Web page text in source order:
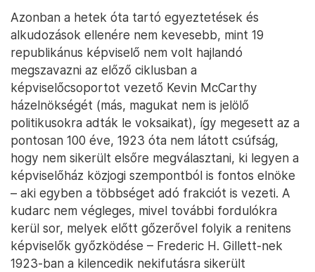
Azonban a hetek óta tartó egyeztetések és
alkudozások ellenére nem kevesebb, mint 19
republikánus képviselő nem volt hajlandó
megszavazni az előző ciklusban a
képviselőcsoportot vezető Kevin McCarthy
házelnökségét (más, magukat nem is jelölő
politikusokra adták le voksaikat), így megesett az a
pontosan 100 éve, 1923 óta nem látott csúfság,
hogy nem sikerült elsőre megválasztani, ki legyen a
képviselőház közjogi szempontból is fontos elnöke
– aki egyben a többséget adó frakciót is vezeti. A
kudarc nem végleges, mivel további fordulókra
kerül sor, melyek előtt gőzerővel folyik a renitens
képviselők győzködése – Frederic H. Gillett-nek
1923-ban a kilencedik nekifutásra sikerült